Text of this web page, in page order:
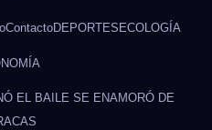
ContactoDEPORTES ECOLOGÍA
EL BAILE SE ENAMORÓ DE